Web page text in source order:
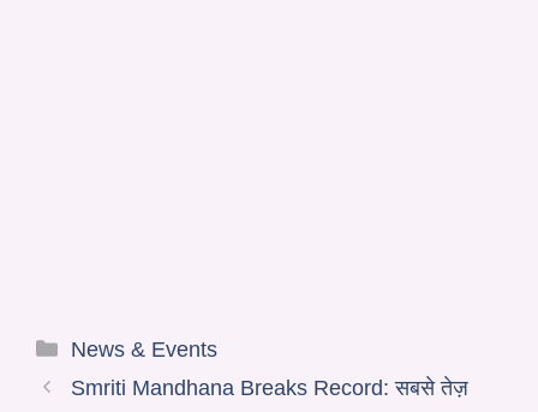
News & Events
Smriti Mandhana Breaks Record: सबसे तेज़